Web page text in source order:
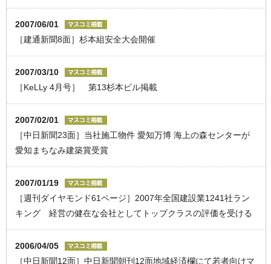
2007/06/01
［建通新聞8面］杉本組安全大会開催
2007/03/10
［KeLLy 4月号］ 第13杉本ビル掲載
2007/02/01
［中日新聞23面］当社施工物件 愛知万博 海上の森センターが
愛知まちなみ建築賞受賞
2007/01/19
［週刊ダイヤモンド61ページ］2007年全国建設業1241社ラン
キング 経営の健在な会社としてトップクラスの評価を受ける
2006/04/05
［中日新聞12面］中日新聞朝刊12面地域経済欄にて若者向けマ